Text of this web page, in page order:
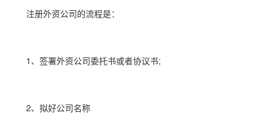
注册外资公司的流程是：
1、签署外资公司委托书或者协议书;
2、拟好公司名称